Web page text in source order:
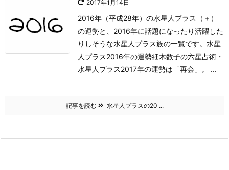
2017年1月14日
2016年（平成28年）の水星人プラス（＋）
の運勢と、2016年に話題になったり活躍した
りしそうな水星人プラス族の一覧です。 水星
人プラス2016年の運勢細木数子の六星占術・
水星人プラス2017年の運勢は「再会」。 ...
記事を読む 水星人プラスの20 ...